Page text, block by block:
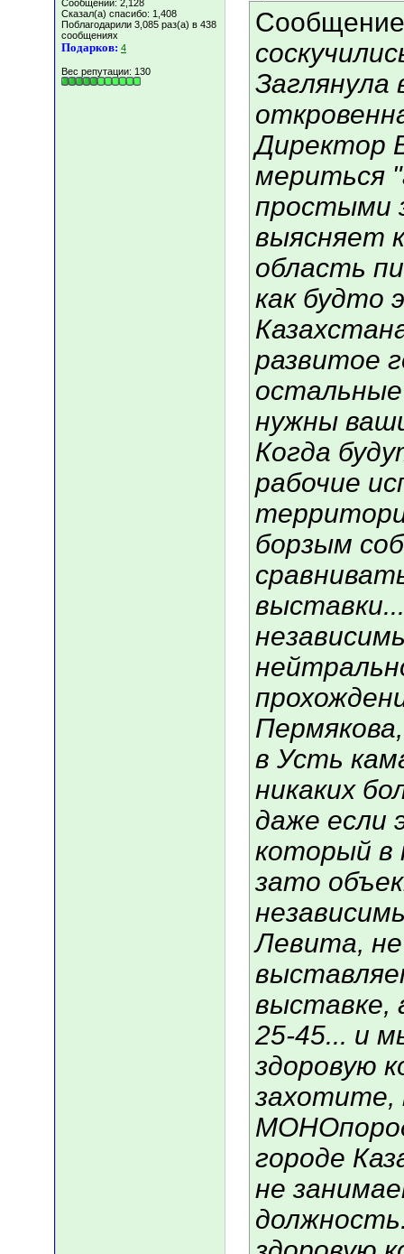
Сообщений: 2,128
Сказал(а) спасибо: 1,408
Поблагодарили 3,085 раз(а) в 438
сообщениях
Подарков: 4
Вес репутации: 130
Директор
мериться
простыми
выясняет
область
как будто
развитое
остальные
нужны
Когда
рабочие
борзым
в Усть
никаких
даже если
который в
зато
Левита,
выставке,
25-45... и
здоровую
захотите,
городе
не